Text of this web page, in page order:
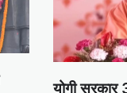
योगी